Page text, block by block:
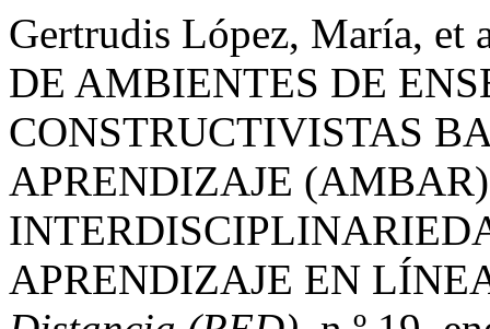
Gertrudis López, María,
DE AMBIENTES DE
CONSTRUCTIVISTAS
APRENDIZAJE
APRENDIZAJE EN